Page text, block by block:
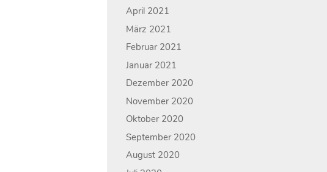
April 2021
März 2021
Februar 2021
Januar 2021
Dezember 2020
November 2020
Oktober 2020
September 2020
August 2020